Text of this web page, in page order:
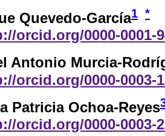
Quevedo-García1 *
orcid.org/0000-0001-
Antonio Murcia-
orcid.org/0000-0003-
Patricia Ochoa-Reyes
orcid.org/0000-0003-